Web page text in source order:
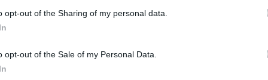
opt-out of the Sharing of my personal data.
opt-out of the Sale of my Personal Data.
οι πρόγονοι του ανθρώπου, πέρα από
Δεν είναι ακόμη σαφές αν κυνηγούσαν κιόλας
να τρώνε πτώματα.